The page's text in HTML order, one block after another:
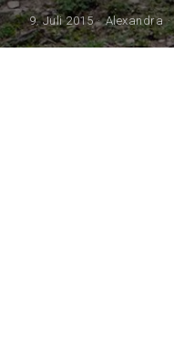
9. Juli 2015 Alexandra